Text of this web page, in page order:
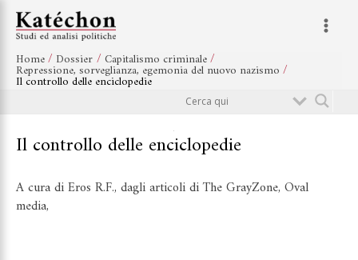
contenuto
Main
Home Dossier Capitalismo criminale
Repressione, sorveglianza, egemonia del nuovo nazismo
Il controllo delle enciclopedie
Il controllo delle enciclopedie
A cura di Eros R.F., dagli articoli diThe GrayZone, Oval
media,
Navigazione
articoli